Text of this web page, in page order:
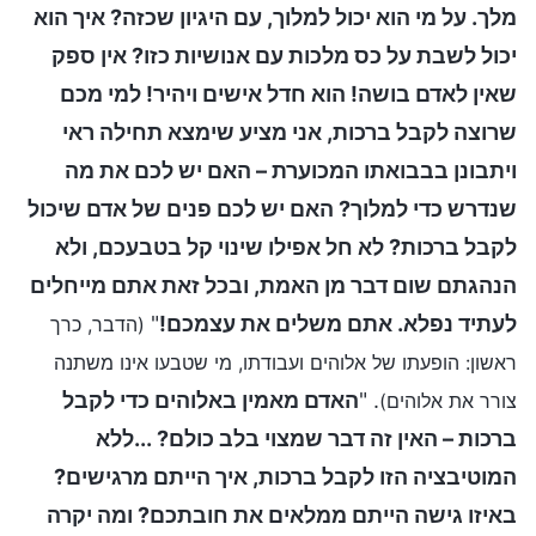
מלך. על מי הוא יכול למלוך, עם היגיון שכזה? איך הוא
יכול לשבת על כס מלכות עם אנושיות כזו? אין ספק
שאין לאדם בושה! הוא חדל אישים ויהיר! למי מכם
שרוצה לקבל ברכות, אני מציע שימצא תחילה ראי
ויתבונן בבבואתו המכוערת – האם יש לכם את מה
שנדרש כדי למלוך? האם יש לכם פנים של אדם שיכול
לקבל ברכות? לא חל אפילו שינוי קל בטבעכם, ולא
הנהגתם שום דבר מן האמת, ובכל זאת אתם מייחלים
לעתיד נפלא. אתם משלים את עצמכם!" (הדבר, כרך
ראשון: הופעתו של אלוהים ועבודתו, מי שטבעו אינו משתנה
צורר את אלוהים). "האדם מאמין באלוהים כדי לקבל
ברכות – האין זה דבר שמצוי בלב כולם? ...ללא
המוטיבציה הזו לקבל ברכות, איך הייתם מרגישים?
באיזו גישה הייתם ממלאים את חובתכם? ומה יקרה